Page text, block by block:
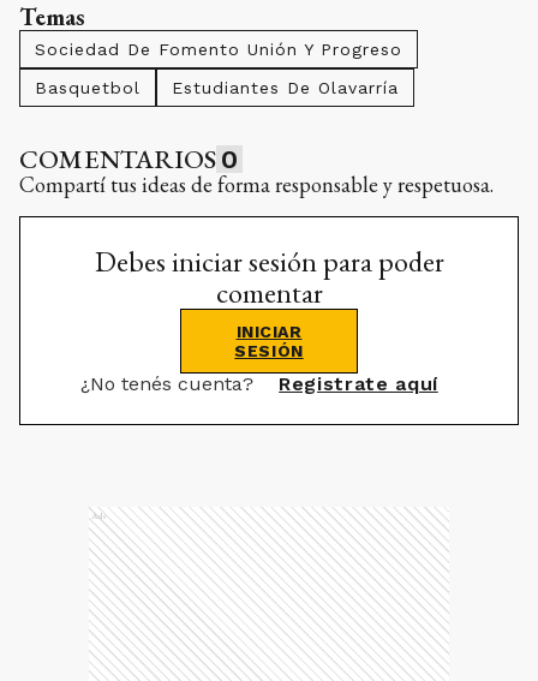
Temas
Sociedad De Fomento Unión Y Progreso
Basquetbol
Estudiantes De Olavarría
COMENTARIOS 0
Compartí tus ideas de forma responsable y respetuosa.
Debes iniciar sesión para poder
comentar
INICIAR
SESIÓN
¿No tenés cuenta? Registrate aquí
Ads